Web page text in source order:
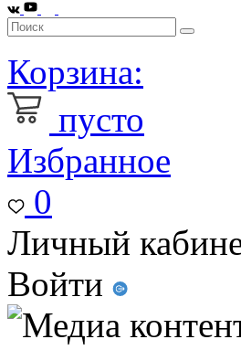
Корзина:
пусто
Избранное
0
Личный
Войти